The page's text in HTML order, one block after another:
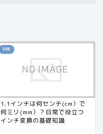
科学
1.1インチは何センチ(cm）で
何ミリ(mm）？日常で役立つ
インチ変換の基礎知識